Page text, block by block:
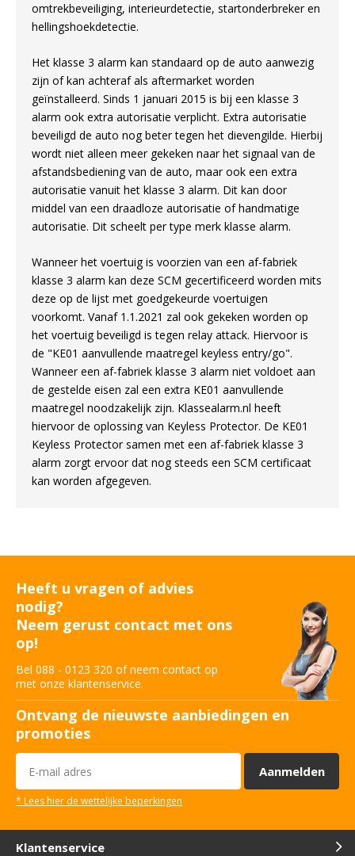
omtrekbeveiliging, interieurdetectie, startonderbreker en
hellingshoekdetectie.
Het klasse 3 alarm kan standaard op de auto aanwezig
zijn of kan achteraf als aftermarket worden
geïnstalleerd. Sinds 1 januari 2015 is bij een klasse 3
alarm ook extra autorisatie verplicht. Extra autorisatie
beveiligd de auto nog beter tegen het dievengilde. Hierbij
wordt niet alleen meer gekeken naar het signaal van de
afstandsbediening van de auto, maar ook een extra
autorisatie vanuit het klasse 3 alarm. Dit kan door
middel van een draadloze autorisatie of handmatige
autorisatie. Dit scheelt per type merk klasse alarm.
Wanneer het voertuig is voorzien van een af-fabriek
klasse 3 alarm kan deze SCM gecertificeerd worden mits
deze op de lijst met goedgekeurde voertuigen
voorkomt. Vanaf 1.1.2021 zal ook gekeken worden op
het voertuig beveiligd is tegen relay attack. Hiervoor is
de "KE01 aanvullende maatregel keyless entry/go".
Wanneer een af-fabriek klasse 3 alarm niet voldoet aan
de gestelde eisen zal een extra KE01 aanvullende
maatregel noodzakelijk zijn. Klassealarm.nl heeft
hiervoor de oplossing van Keyless Protector. De KE01
Keyless Protector samen met een af-fabriek klasse 3
alarm zorgt ervoor dat nog steeds een SCM certificaat
kan worden afgegeven.
Heeft u vragen of advies
nodig?
Neem gerust contact met ons
op!
Bel 088 - 0123 320 of neem contact op
met onze klantenservice.
Ontvang de nieuwste aanbiedingen en
promoties
Aanmelden
* Lees hier de wettelijke beperkingen
Klantenservice